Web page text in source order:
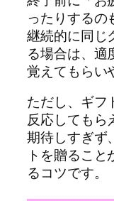
ったりするの
継続的に同じ
る場合は、適
覚えてもらい
ただし、ギフ
反応してもら
期待しすぎず
トを贈るこ
るコツです。